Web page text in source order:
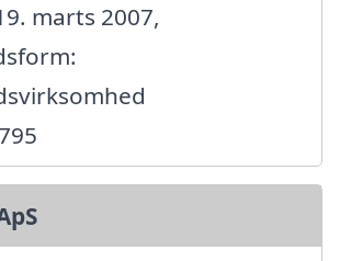
marts 2007,